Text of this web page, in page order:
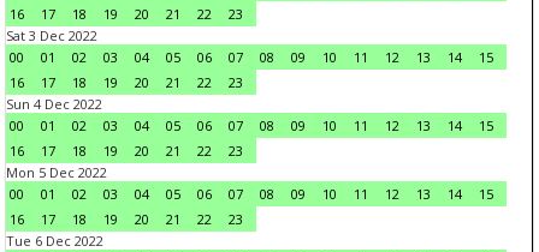
16
17 18 19 20 21 22
23
Sat 3 Dec 2022
00
01 02 03 04 05 06 07 08 09 10 11 12 13 14
15
16
17 18 19 20 21 22
23
Sun 4 Dec 2022
00
01 02 03 04 05 06 07 08 09 10 11 12 13 14
15
16
17 18 19 20 21 22
23
Mon 5 Dec 2022
00
01 02 03 04 05 06 07 08 09 10 11 12 13 14
15
16
17 18 19 20 21 22
23
Tue 6 Dec 2022